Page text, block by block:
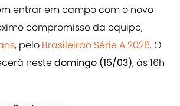
entrar em campo com o novo
compromisso da equipe,
, pelo Brasileirão Série A 2026. O
nestedomingo (15/03), às 16h